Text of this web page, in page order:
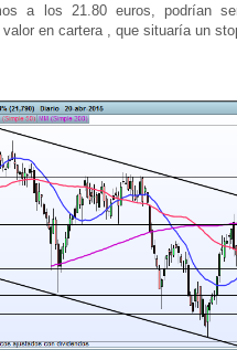
a los 21.80 euros, podrían
en cartera , que situaría un